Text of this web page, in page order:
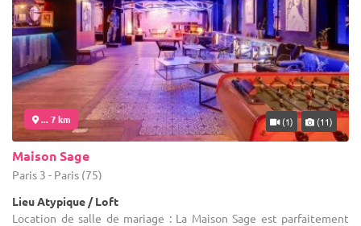
... 7 km (1) (11)
Maison Sage
Paris 3 - Paris (75)
Lieu Atypique / Loft
Location de salle de mariage : La Maison Sage est parfaitement